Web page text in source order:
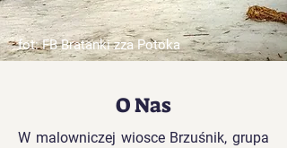
fot: FB Bratanki zza Potoka
O Nas
W malowniczej wiosce Brzuśnik, grupa